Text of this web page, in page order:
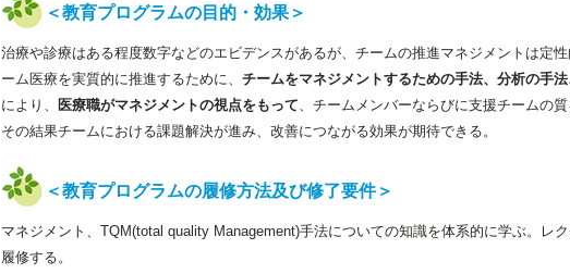
＜教育プログラムの目的・効果＞
治療や診療はある程度数字などのエビデンスがあるが、チームの推進マネジメントは定
ーム医療を実質的に推進するために、 チームをマネジメントするための手法、分析の手
により、
医療職がマネジメントの視点をもって、チームメンバーならびに支援チームの
その結果チームにおける課題解決が進み、改善につながる効果が期待できる。
＜教育プログラムの履修方法及び修了要件＞
マネジメント、TQM(total quality Management)手法についての知識を体系的に学ぶ。レ
履修する。